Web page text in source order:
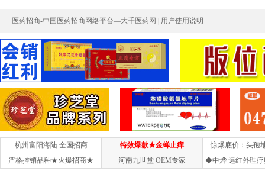
医药招商-中国医药招商网络平台—大千医药网 | 用户使用说明
杭州富阳海陆 全国招商 特效爆款★金蝉止痒
惊爆底价：头孢
严格控销品种★火爆招商★
河南九世堂 OEM专家 ◆中烨 远红外理疗